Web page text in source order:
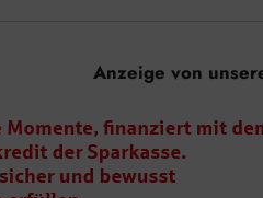
Anzeige von